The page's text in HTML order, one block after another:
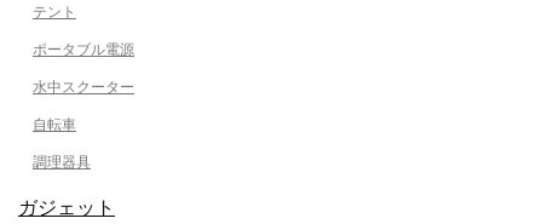
テント
ポータブル電源
水中スクーター
自転車
調理器具
ガジェット